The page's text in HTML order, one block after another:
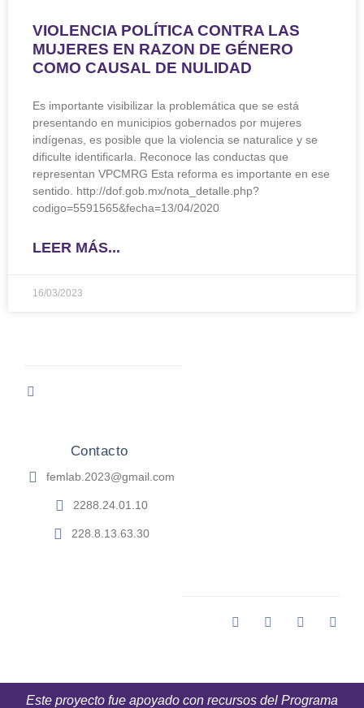
VIOLENCIA POLÍTICA CONTRA LAS
MUJERES EN RAZON DE GÉNERO
COMO CAUSAL DE NULIDAD
Es importante visibilizar la problemática que se está
presentando en municipios gobernados por mujeres
indígenas, es posible que la violencia se naturalice y se
dificulte identificarla. Reconoce las conductas que
representan VPCMRG Esta reforma es importante en ese
sentido. http://dof.gob.mx/nota_detalle.php?
codigo=5591565&fecha=13/04/2020
LEER MÁS...
16/03/2023
Contacto
femlab.2023@gmail.com
2288.24.01.10
228.8.13.63.30
Este proyecto fue apoyado con recursos del Programa